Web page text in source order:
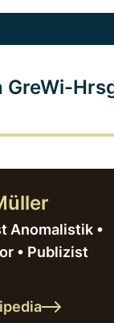
GreWi-
Anomalistik •
• Publizist